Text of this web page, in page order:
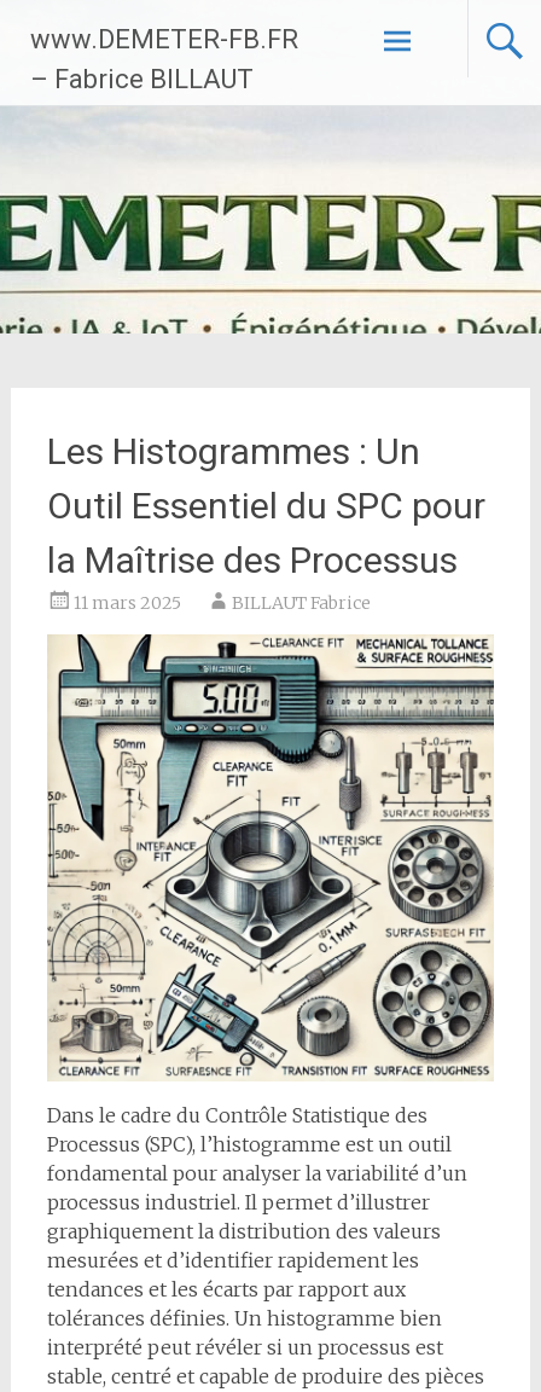
contenu
principal
www.DEMETER-FB.FR
– Fabrice BILLAUT
Les Histogrammes : Un
Outil Essentiel du SPC pour
la Maîtrise des Processus
11 mars 2025 BILLAUT Fabrice
Dans le cadre du Contrôle Statistique des
Processus (SPC), l’histogramme est un outil
fondamental pour analyser la variabilité d’un
processus industriel. Il permet d’illustrer
graphiquement la distribution des valeurs
mesurées et d’identifier rapidement les
tendances et les écarts par rapport aux
tolérances définies. Un histogramme bien
interprété peut révéler si un processus est
stable, centré et capable de produire des pièces